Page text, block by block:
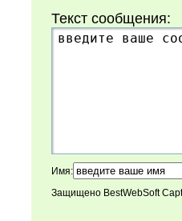
Текст сообщения:
Имя:
Защищено BestWebSoft